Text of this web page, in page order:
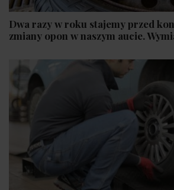
Dwa razy w roku stajemy przed
zmiany opon w naszym aucie.